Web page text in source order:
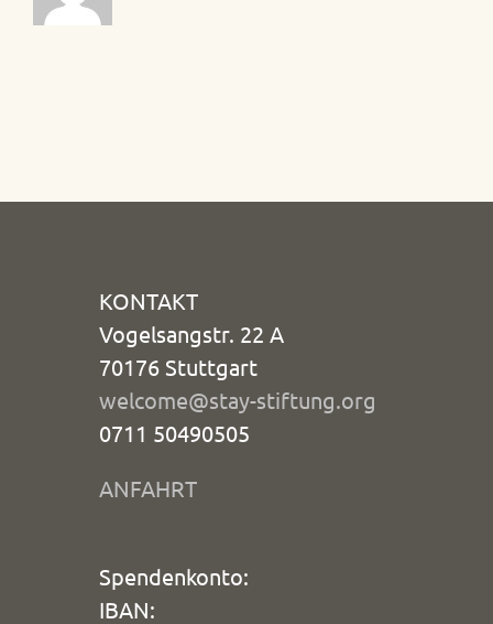
KONTAKT
Vogelsangstr. 22 A
70176 Stuttgart
welcome@stay-stiftung.org
0711 50490505
ANFAHRT
Spendenkonto:
IBAN: